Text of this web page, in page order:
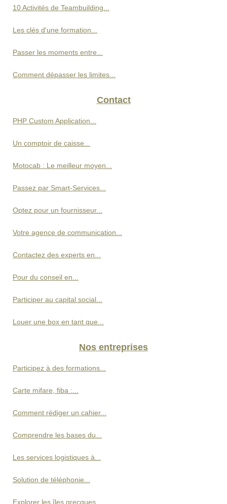
10 Activités de Teambuilding...
Les clés d'une formation...
Passer les moments entre...
Comment dépasser les limites...
Contact
PHP Custom Application...
Un comptoir de caisse...
Motocab : Le meilleur moyen...
Passez par Smart-Services...
Optez pour un fournisseur...
Votre agence de communication...
Contactez des experts en...
Pour du conseil en...
Participer au capital social...
Louer une box en tant que...
Nos entreprises
Participez à des formations...
Carte mifare, fiba :...
Comment rédiger un cahier...
Comprendre les bases du...
Les services logistiques à...
Solution de téléphonie...
Explorer les îles grecques...